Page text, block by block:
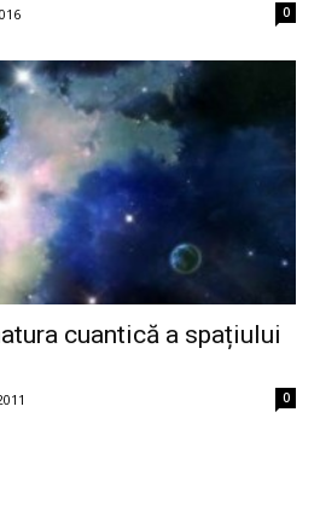
0
cuantică a spațiului
0